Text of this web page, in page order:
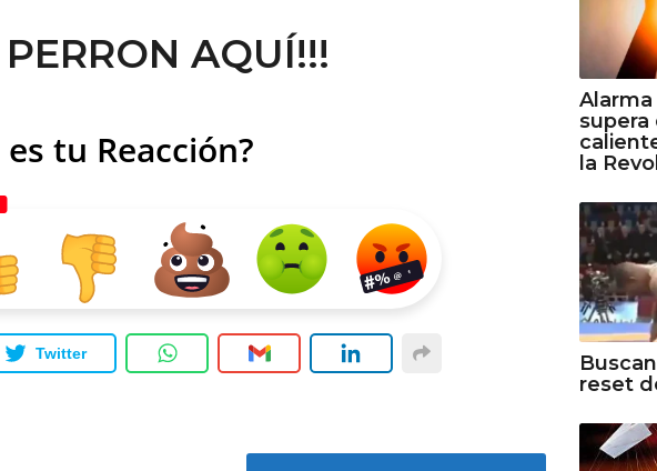
PERRON AQUÍ!!!
es tu Reacción?
Twitter
Alarma
supera
la
reset